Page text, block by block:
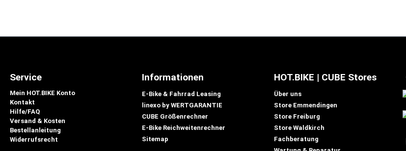
Service
Mein HOT.BIKE Konto
Kontakt
Hilfe/FAQ
Versand & Kosten
Bestellanleitung
Widerrufsrecht
Informationen
E-Bike & Fahrrad Leasing
linexo by WERTGARANTIE
CUBE Größenrechner
E-Bike Reichweitenrechner
Sitemap
HOT.BIKE | CUBE Stores
Über uns
Store Emmendingen
Store Freiburg
Store Waldkirch
Fachberatung